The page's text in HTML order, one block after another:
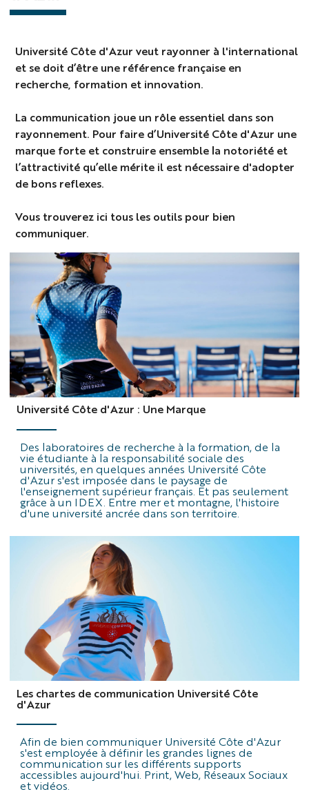
Université Côte d'Azur veut rayonner à l'international
et se doit d’être une référence française en
recherche, formation et innovation.
La communication joue un rôle essentiel dans son
rayonnement. Pour faire d’Université Côte d'Azur une
marque forte et construire ensemble la notoriété et
l’attractivité qu’elle mérite il est nécessaire d'adopter
de bons reflexes.
Vous trouverez ici tous les outils pour bien
communiquer.
Université Côte d'Azur : Une Marque
Des laboratoires de recherche à la formation, de la
vie étudiante à la responsabilité sociale des
universités, en quelques années Université Côte
d'Azur s'est imposée dans le paysage de
l'enseignement supérieur français. Et pas seulement
grâce à un IDEX. Entre mer et montagne, l'histoire
d'une université ancrée dans son territoire.
Les chartes de communication Université Côte
d'Azur
Afin de bien communiquer Université Côte d'Azur
s'est employée à définir les grandes lignes de
communication sur les différents supports
accessibles aujourd'hui. Print, Web, Réseaux Sociaux
et vidéos.